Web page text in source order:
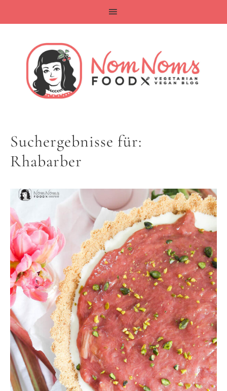
Suchergebnisse für:
Rhabarber